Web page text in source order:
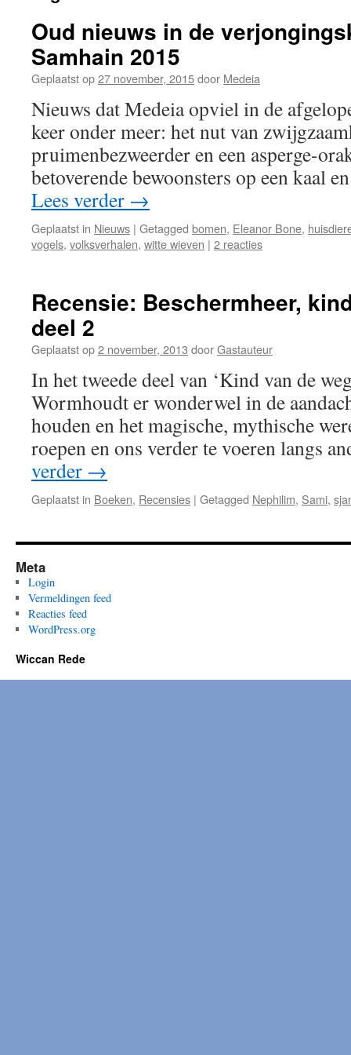
Oud nieuws in de
Samhain 2015
Geplaatst op27 november, 2015door Medeia
Nieuws dat Medeia opviel in de
keer onder meer: het nut van
pruimenbezweerder en een asperge-
betoverende bewoonsters op een kaal
Lees verder →
Geplaatst in Nieuws | Getagged bomen, Eleanor Bone,
vogels, volksverhalen, witte wieven | 2 reacties
Recensie: Beschermheer,
deel 2
Geplaatst op2 november, 2013 doorGastauteur
In het tweede deel van ‘Kind van de
Wormhoudt er wonderwel in de
houden en het magische, mythische
roepen en ons verder te voeren langs
verder →
Geplaatst in Boeken, Recensies | Getagged Nephilim, Sami,
Meta
Login
Vermeldingen feed
Reacties feed
WordPress.org
Wiccan Rede